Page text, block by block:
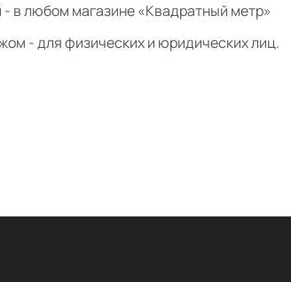
- в любом магазине «Квадратный метр»
- для физических и юридических лиц.